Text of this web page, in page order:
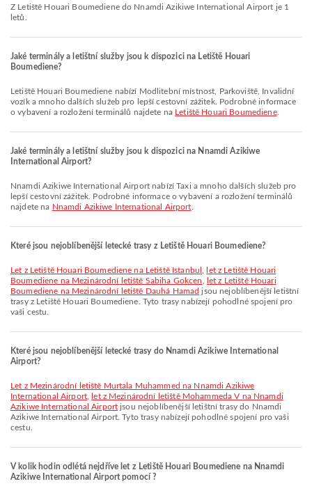
Z Letiště Houari Boumediene do Nnamdi Azikiwe International Airport je 1
letů.
Jaké terminály a letištní služby jsou k dispozici na Letiště Houari
Boumediene?
Letiště Houari Boumediene nabízí Modlitební místnost, Parkoviště, Invalidní
vozík a mnoho dalších služeb pro lepší cestovní zážitek. Podrobné informace
o vybavení a rozložení terminálů najdete na Letiště Houari Boumediene.
Jaké terminály a letištní služby jsou k dispozici na Nnamdi Azikiwe
International Airport?
Nnamdi Azikiwe International Airport nabízí Taxi a mnoho dalších služeb pro
lepší cestovní zážitek. Podrobné informace o vybavení a rozložení terminálů
najdete na Nnamdi Azikiwe International Airport
Které jsou nejoblíbenější letecké trasy z Letiště Houari Boumediene?
let z Letiště Houari Boumediene na Letiště Istanbul
let z Letiště Houari
Boumediene na Mezinárodní letiště Sabiha Gokcen
let z Letiště Houari
Boumediene na Mezinárodní letiště Dauhá Hamad jsou nejoblíbenější letištní
trasy z Letiště Houari Boumediene. Tyto trasy nabízejí pohodlné spojení pro
vaši cestu.
Které jsou nejoblíbenější letecké trasy do Nnamdi Azikiwe International
Airport?
let z Mezinárodní letiště Murtala Muhammed na Nnamdi Azikiwe
International Airport,
let z Mezinárodní letiště Mohammeda V na Nnamdi
Azikiwe International Airport jsou nejoblíbenější letištní trasy do Nnamdi
Azikiwe International Airport. Tyto trasy nabízejí pohodlné spojení pro vaši
cestu.
V kolik hodin odlétá nejdříve let z Letiště Houari Boumediene na Nnamdi
Azikiwe International Airport pomocí ?